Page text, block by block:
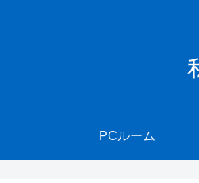
PCルーム